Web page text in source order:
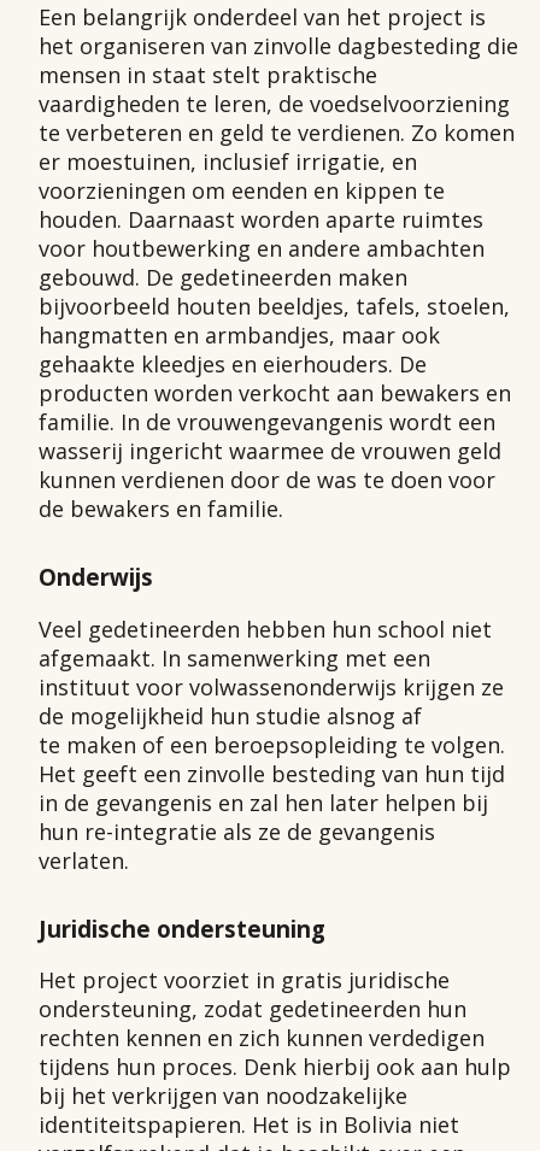
Een belangrijk onderdeel van het project is
het organiseren van zinvolle dagbesteding die
mensen in staat stelt praktische
vaardigheden te leren, de voedselvoorziening
te verbeteren en geld te verdienen. Zo komen
er moestuinen, inclusief irrigatie, en
voorzieningen om eenden en kippen te
houden. Daarnaast worden aparte ruimtes
voor houtbewerking en andere ambachten
gebouwd. De gedetineerden maken
bijvoorbeeld houten beeldjes, tafels, stoelen,
hangmatten en armbandjes, maar ook
gehaakte kleedjes en eierhouders. De
producten worden verkocht aan bewakers en
familie. In de vrouwengevangenis wordt een
wasserij ingericht waarmee de vrouwen geld
kunnen verdienen door de was te doen voor
de bewakers en familie.
Onderwijs
Veel gedetineerden hebben hun school niet
afgemaakt. In samenwerking met een
instituut voor volwassenonderwijs krijgen ze
de mogelijkheid hun studie alsnog af
te maken of een beroepsopleiding te volgen.
Het geeft een zinvolle besteding van hun tijd
in de gevangenis en zal hen later helpen bij
hun re-integratie als ze de gevangenis
verlaten.
Juridische ondersteuning
Het project voorziet in gratis juridische
ondersteuning, zodat gedetineerden hun
rechten kennen en zich kunnen verdedigen
tijdens hun proces. Denk hierbij ook aan hulp
bij het verkrijgen van noodzakelijke
identiteitspapieren. Het is in Bolivia niet